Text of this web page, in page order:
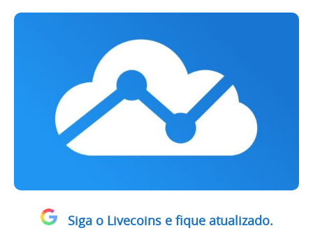
Siga o Livecoins e fique atualizado.